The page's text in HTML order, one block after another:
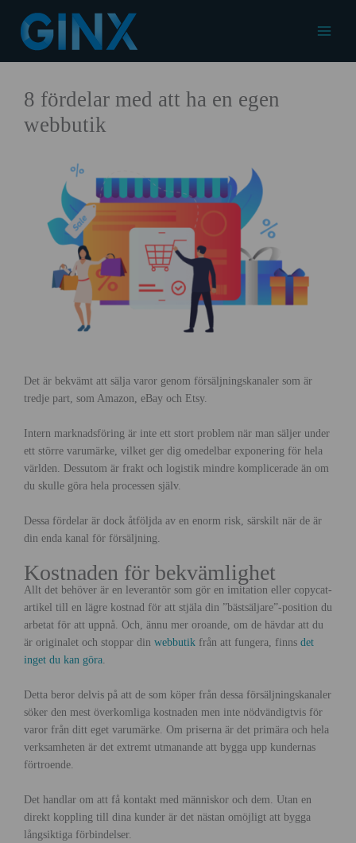
innehåll
8 fördelar med att ha en egen
webbutik
Det är bekvämt att sälja varor genom försäljningskanaler som är
tredje part, som Amazon, eBay och Etsy.
Intern marknadsföring är inte ett stort problem när man säljer under
ett större varumärke, vilket ger dig omedelbar exponering för hela
världen. Dessutom är frakt och logistik mindre komplicerade än om
du skulle göra hela processen själv.
Dessa fördelar är dock åtföljda av en enorm risk, särskilt när de är
din enda kanal för försäljning.
Kostnaden för bekvämlighet
Allt det behöver är en leverantör som gör en imitation eller copycat-
artikel till en lägre kostnad för att stjäla din ”bästsäljare”-position du
arbetat för att uppnå. Och, ännu mer oroande, om de hävdar att du
är originalet och stoppar din webbutik från att fungera, finns det
inget du kan göra.
Detta beror delvis på att de som köper från dessa försäljningskanaler
söker den mest överkomliga kostnaden men inte nödvändigtvis för
varor från ditt eget varumärke. Om priserna är det primära och hela
verksamheten är det extremt utmanande att bygga upp kundernas
förtroende.
Det handlar om att få kontakt med människor och dem. Utan en
direkt koppling till dina kunder är det nästan omöjligt att bygga
långsiktiga förbindelser.